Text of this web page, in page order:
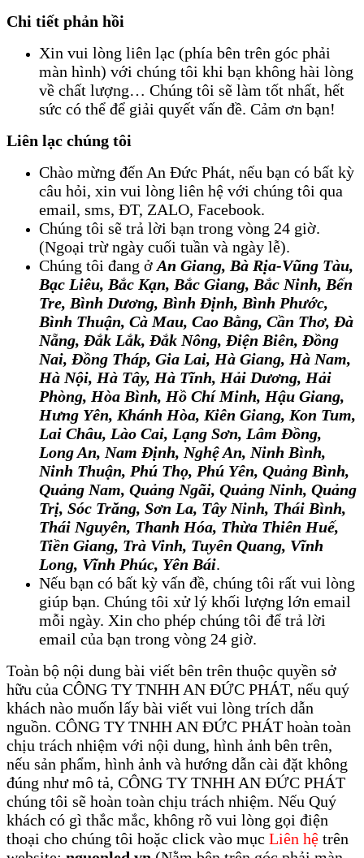
Chi tiết phản hồi
Xin vui lòng liên lạc (phía bên trên góc phải
màn hình) với chúng tôi khi bạn không hài lòng
về chất lượng… Chúng tôi sẽ làm tốt nhất, hết
sức có thể để giải quyết vấn đề. Cảm ơn bạn!
Liên lạc chúng tôi
Chào mừng đến An Đức Phát, nếu bạn có bất kỳ
câu hỏi, xin vui lòng liên hệ với chúng tôi qua
email, sms, ĐT, ZALO, Facebook.
Chúng tôi sẽ trả lời bạn trong vòng 24 giờ.
(Ngoại trừ ngày cuối tuần và ngày lễ).
Chúng tôi đang ở An Giang, Bà Rịa-Vũng Tàu,
Bạc Liêu, Bắc Kạn, Bắc Giang, Bắc Ninh, Bến
Tre, Bình Dương, Bình Định, Bình Phước,
Bình Thuận, Cà Mau, Cao Bằng, Cần Thơ, Đà
Nẵng, Đắk Lắk, Đắk Nông, Điện Biên, Đồng
Nai, Đồng Tháp, Gia Lai, Hà Giang, Hà Nam,
Hà Nội, Hà Tây, Hà Tĩnh, Hải Dương, Hải
Phòng, Hòa Bình, Hồ Chí Minh, Hậu Giang,
Hưng Yên, Khánh Hòa, Kiên Giang, Kon Tum,
Lai Châu, Lào Cai, Lạng Sơn, Lâm Đồng,
Long An, Nam Định, Nghệ An, Ninh Bình,
Ninh Thuận, Phú Thọ, Phú Yên, Quảng Bình,
Quảng Nam, Quảng Ngãi, Quảng Ninh, Quảng
Trị, Sóc Trăng, Sơn La, Tây Ninh, Thái Bình,
Thái Nguyên, Thanh Hóa, Thừa Thiên Huế,
Tiền Giang, Trà Vinh, Tuyên Quang, Vĩnh
Long, Vĩnh Phúc, Yên Bái.
Nếu bạn có bất kỳ vấn đề, chúng tôi rất vui lòng
giúp bạn. Chúng tôi xử lý khối lượng lớn email
mỗi ngày. Xin cho phép chúng tôi để trả lời
email của bạn trong vòng 24 giờ.
Toàn bộ nội dung bài viết bên trên thuộc quyền sở
hữu của CÔNG TY TNHH AN ĐỨC PHÁT, nếu quý
khách nào muốn lấy bài viết vui lòng trích dẫn
nguồn. CÔNG TY TNHH AN ĐỨC PHÁT hoàn toàn
chịu trách nhiệm với nội dung, hình ảnh bên trên,
nếu sản phẩm, hình ảnh và hướng dẫn cài đặt không
đúng như mô tả, CÔNG TY TNHH AN ĐỨC PHÁT
chúng tôi sẽ hoàn toàn chịu trách nhiệm. Nếu Quý
khách có gì thắc mắc, không rõ vui lòng gọi điện
thoại cho chúng tôi hoặc click vào mục Liên hệ trên